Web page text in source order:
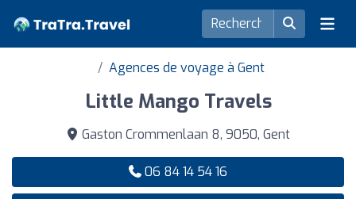
Agences de voyage à Gent
Little Mango Travels
Gaston Crommenlaan 8, 9050, Gent
06 84 14 54 16